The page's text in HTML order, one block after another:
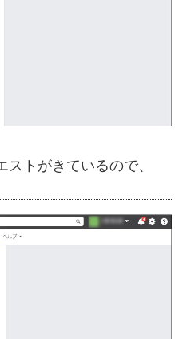
トがきているので、